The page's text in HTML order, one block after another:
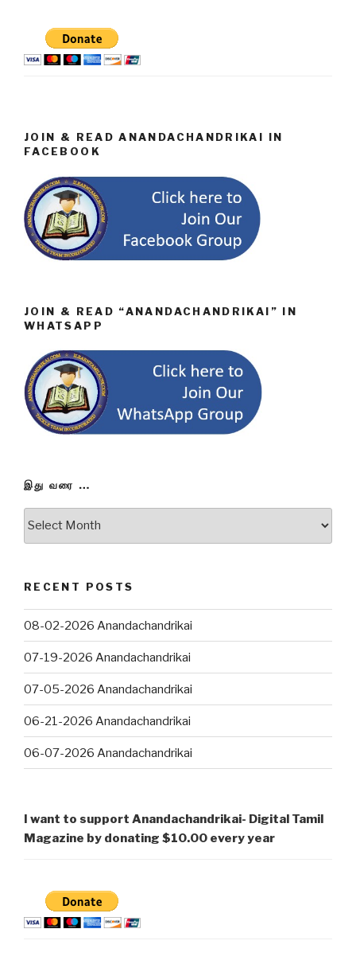
JOIN & READ ANANDACHANDRIKAI IN
FACEBOOK
JOIN & READ “ANANDACHANDRIKAI” IN
WHATSAPP
இது வரை …
RECENT POSTS
08-02-2026 Anandachandrikai
07-19-2026 Anandachandrikai
07-05-2026 Anandachandrikai
06-21-2026 Anandachandrikai
06-07-2026 Anandachandrikai
I want to support Anandachandrikai- Digital Tamil
Magazine by donating $10.00 every year